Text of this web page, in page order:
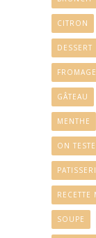
CITRON
DESSERT
FROMAGE
GÂTEAU
MENTHE
ON TESTE
RECETTE
SOUPE